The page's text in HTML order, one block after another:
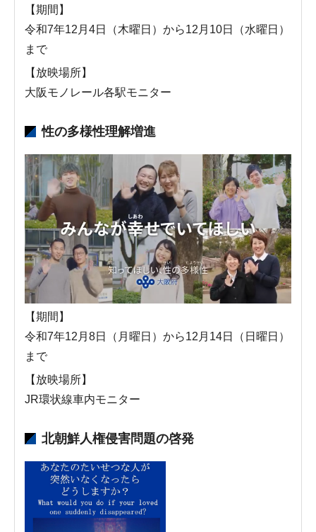
【期間】
令和7年12月4日（木曜日）から12月10日（水曜日）
まで
【放映場所】
大阪モノレール各駅モニター
性の多様性理解増進
【期間】
令和7年12月8日（月曜日）から12月14日（日曜日）
まで
【放映場所】
JR環状線車内モニター
北朝鮮人権侵害問題の啓発